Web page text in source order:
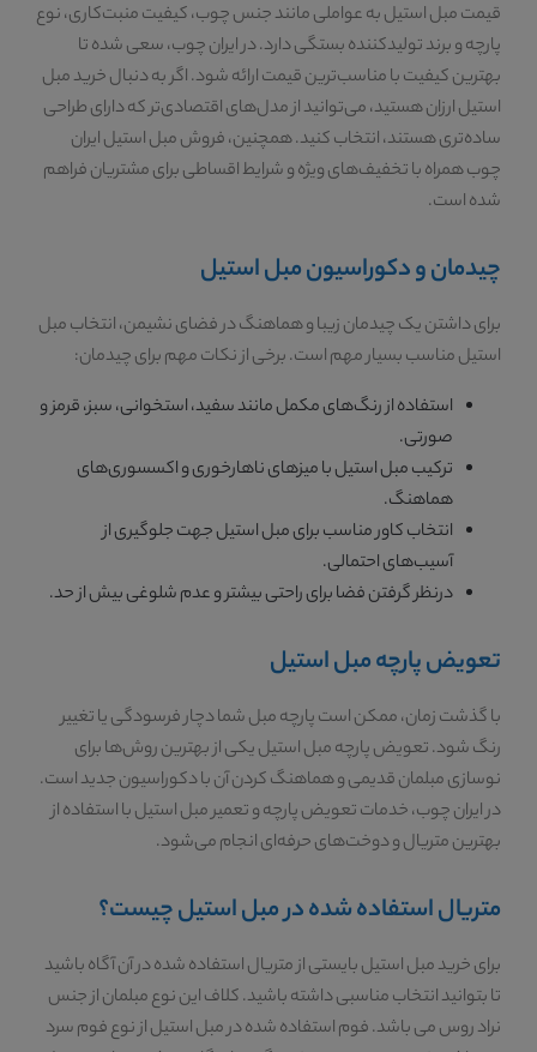
قیمت مبل استیل به عواملی مانند جنس چوب، کیفیت منبت‌کاری، نوع
پارچه و برند تولیدکننده بستگی دارد. در ایران چوب، سعی شده تا
بهترین کیفیت با مناسب‌ترین قیمت ارائه شود. اگر به دنبال خرید مبل
استیل ارزان هستید، می‌توانید از مدل‌های اقتصادی‌تر که دارای طراحی
ساده‌تری هستند، انتخاب کنید. همچنین، فروش مبل استیل ایران
چوب همراه با تخفیف‌های ویژه و شرایط اقساطی برای مشتریان فراهم
شده است.
چیدمان و دکوراسیون مبل استیل
برای داشتن یک چیدمان زیبا و هماهنگ در فضای نشیمن، انتخاب مبل
استیل مناسب بسیار مهم است. برخی از نکات مهم برای چیدمان:
استفاده از رنگ‌های مکمل مانند سفید، استخوانی، سبز، قرمز و
صورتی.
ترکیب مبل استیل با میزهای ناهارخوری و اکسسوری‌های
هماهنگ.
انتخاب کاور مناسب برای مبل استیل جهت جلوگیری از
آسیب‌های احتمالی.
درنظر گرفتن فضا برای راحتی بیشتر و عدم شلوغی بیش از حد.
تعویض پارچه مبل استیل
با گذشت زمان، ممکن است پارچه مبل شما دچار فرسودگی یا تغییر
رنگ شود. تعویض پارچه مبل استیل یکی از بهترین روش‌ها برای
نوسازی مبلمان قدیمی و هماهنگ کردن آن با دکوراسیون جدید است.
در ایران چوب، خدمات تعویض پارچه و تعمیر مبل استیل با استفاده از
بهترین متریال و دوخت‌های حرفه‌ای انجام می‌شود.
متریال استفاده شده در مبل استیل چیست؟
برای خرید مبل استیل بایستی از متریال استفاده شده در آن آگاه باشید
تا بتوانید انتخاب مناسبی داشته باشید. کلاف این نوع مبلمان از جنس
نراد روس می باشد. فوم استفاده شده در مبل استیل از نوع فوم سرد